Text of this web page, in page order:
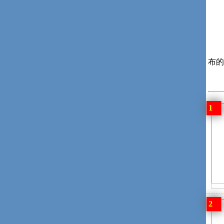
布
1
2